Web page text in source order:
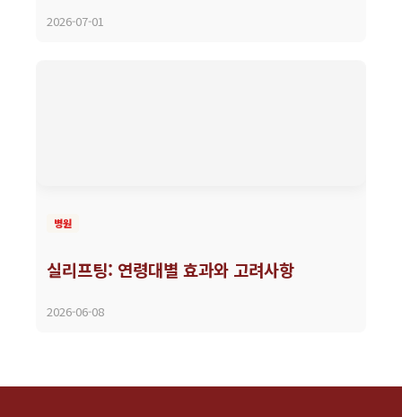
2026-07-01
병원
실리프팅: 연령대별 효과와 고려사항
2026-06-08